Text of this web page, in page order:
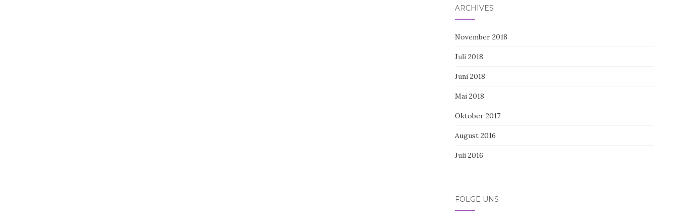
ARCHIVES
November 2018
Juli 2018
Juni 2018
Mai 2018
Oktober 2017
August 2016
Juli 2016
FOLGE UNS